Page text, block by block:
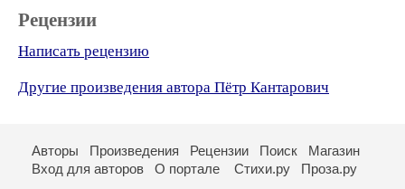
Рецензии
Написать рецензию
Другие произведения автора Пётр Кантарович
Авторы Произведения Рецензии Поиск
Магазин
Вход для авторов
О портале Стихи.ру Проза.ру